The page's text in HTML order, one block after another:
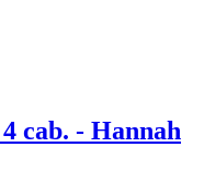
cab. - Hannah